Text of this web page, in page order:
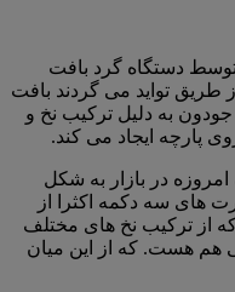
توسط دستگاه گرد بافت
طریق تواید می گردند بافت
جودون به دلیل ترکیب نخ و
پارچه ایجاد می کند.
در بازار به شکل
های سه دکمه اکثرا از
که از ترکیب نخ های مختلف
هم هست. که از این میان